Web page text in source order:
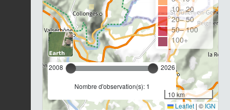
2008 2026
Nombre d'observation(s): 1
10– 20
20– 50
50– 100
100+
10 km
Leaflet | ©IGN